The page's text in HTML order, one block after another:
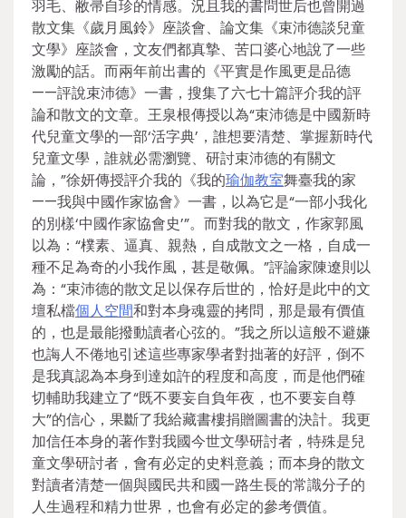
羽毛、敝帚自珍的情感。況且我的書問世后也曾開過
散文集《歲月風鈴》座談會、論文集《束沛德談兒童
文學》座談會，文友們都真摯、苦口婆心地說了一些
激勵的話。而兩年前出書的《平實是作風更是品德
——評說束沛德》一書，搜集了六七十篇評介我的評
論和散文的文章。王泉根傳授以為“束沛德是中國新時
代兒童文學的一部‘活字典’，誰想要清楚、掌握新時代
兒童文學，誰就必需瀏覽、研討束沛德的有關文
論，”徐妍傳授評介我的《我的瑜伽教室舞臺我的家
——我與中國作家協會》一書，以為它是“一部小我化
的別樣‘中國作家協會史’”。而對我的散文，作家郭風
以為：“樸素、逼真、親熱，自成散文之一格，自成一
種不足為奇的小我作風，甚是敬佩。”評論家陳遼則以
為：“束沛德的散文足以保存后世的，恰好是此中的文
壇私檔個人空間和對本身魂靈的拷問，那是最有價值
的，也是最能撥動讀者心弦的。”我之所以這般不避嫌
也誨人不倦地引述這些專家學者對拙著的好評，倒不
是我真認為本身到達如許的程度和高度，而是他們確
切輔助我建立了“既不要妄自負年夜，也不要妄自尊
大”的信心，果斷了我給藏書樓捐贈圖書的決計。我更
加信任本身的著作對我國今世文學研討者，特殊是兒
童文學研討者，會有必定的史料意義；而本身的散文
對讀者清楚一個與國民共和國一路生長的常識分子的
人生過程和精力世界，也會有必定的參考價值。